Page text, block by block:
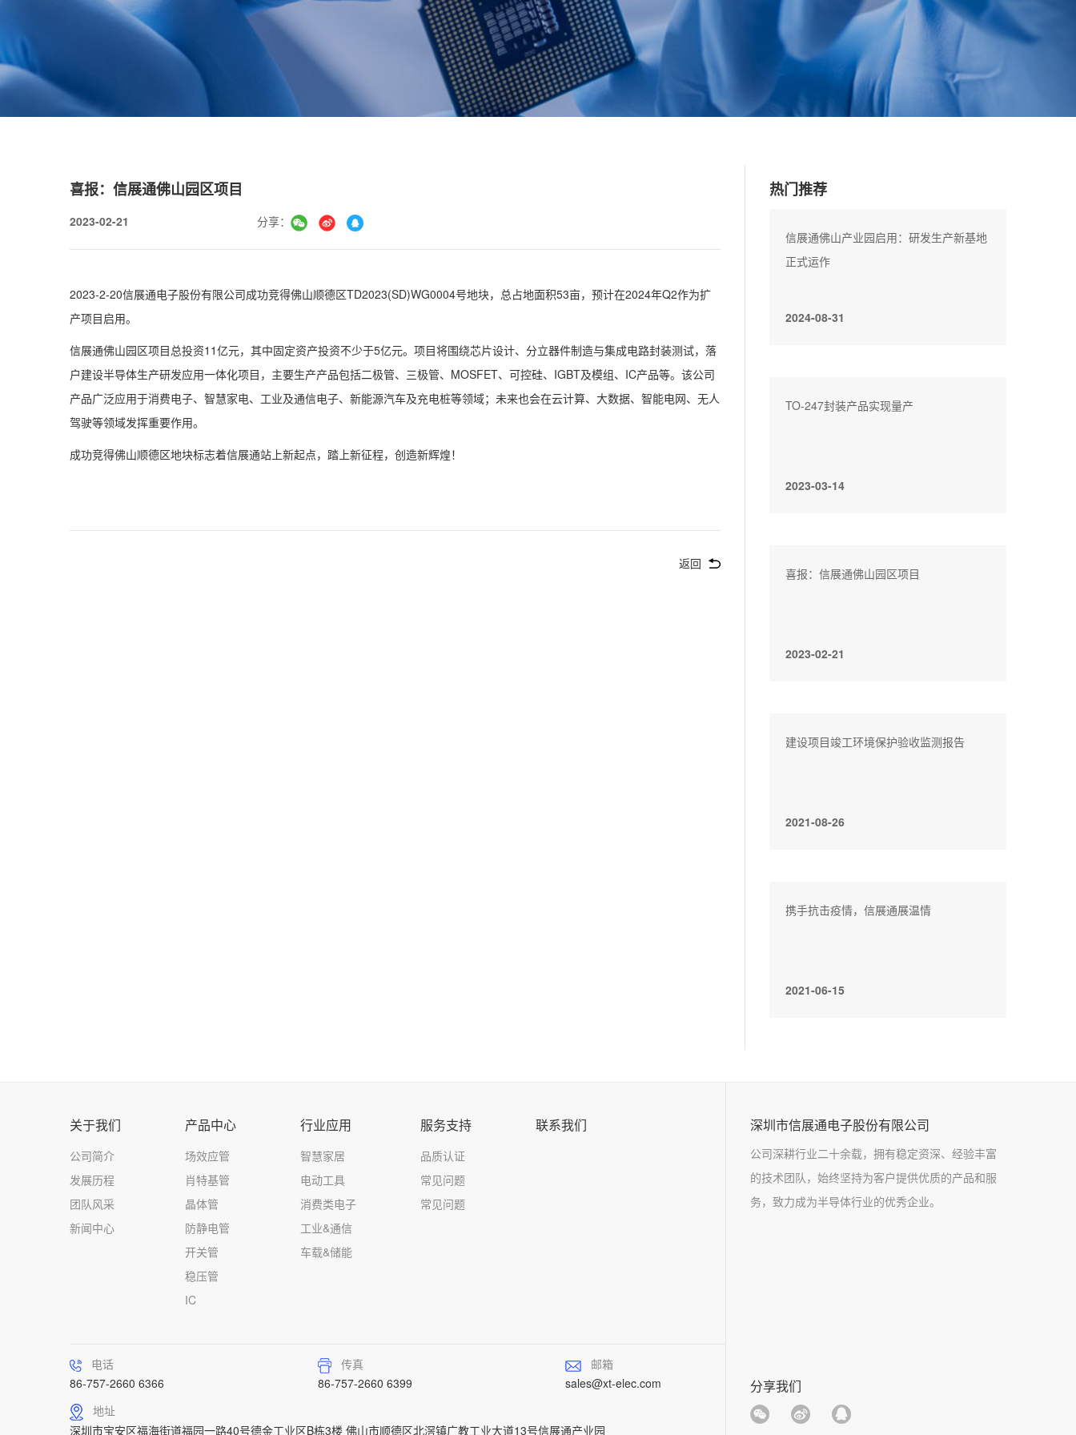
喜报：信展通佛山园区项目
2023-02-21 分享：
2023-2-20信展通电子股份有限公司成功竞得佛山顺德区TD2023(SD)WG0004号地块，总占地面积53亩，预计在2024年Q2作为扩
产项目启用。
信展通佛山园区项目总投资11亿元，其中固定资产投资不少于5亿元。项目将围绕芯片设计、分立器件制造与集成电路封装测试，落
户建设半导体生产研发应用一体化项目，主要生产产品包括二极管、三极管、MOSFET、可控硅、IGBT及模组、IC产品等。该公司
产品广泛应用于消费电子、智慧家电、工业及通信电子、新能源汽车及充电桩等领域；未来也会在云计算、大数据、智能电网、无人
驾驶等领域发挥重要作用。
成功竞得佛山顺德区地块标志着信展通站上新起点，踏上新征程，创造新辉煌！
返回
热门推荐
信展通佛山产业园启用：研发生产新基地
正式运作
2024-08-31
TO-247封装产品实现量产
2023-03-14
喜报：信展通佛山园区项目
2023-02-21
建设项目竣工环境保护验收监测报告
2021-08-26
携手抗击疫情，信展通展温情
2021-06-15
关于我们
公司简介
发展历程
团队风采
新闻中心
产品中心
场效应管
肖特基管
晶体管
防静电管
开关管
稳压管
IC
行业应用
智慧家居
电动工具
消费类电子
工业&通信
车载&储能
服务支持
品质认证
常见问题
常见问题
联系我们
电话
86-757-2660 6366
传真
86-757-2660 6399
邮箱
sales@xt-elec.com
地址
深圳市宝安区福海街道福园一路40号德金工业区B栋3楼 佛山市顺德区北滘镇广教工业大道13号信展通产业园
深圳市信展通电子股份有限公司
公司深耕行业二十余载，拥有稳定资深、经验丰富
的技术团队，始终坚持为客户提供优质的产品和服
务，致力成为半导体行业的优秀企业。
分享我们